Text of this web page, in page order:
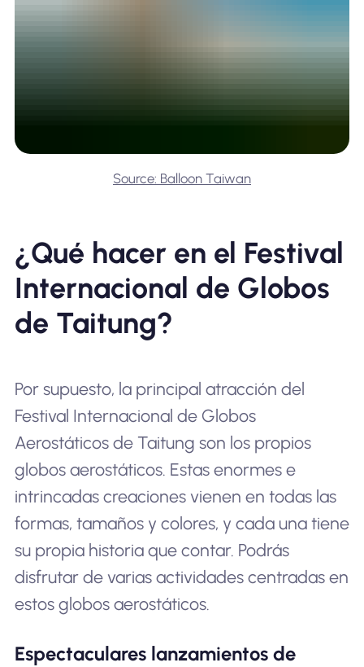
Source: Balloon Taiwan
¿Qué hacer en el Festival
Internacional de Globos
de Taitung?
Por supuesto, la principal atracción del
Festival Internacional de Globos
Aerostáticos de Taitung son los propios
globos aerostáticos. Estas enormes e
intrincadas creaciones vienen en todas las
formas, tamaños y colores, y cada una tiene
su propia historia que contar. Podrás
disfrutar de varias actividades centradas en
estos globos aerostáticos.
Espectaculares lanzamientos de